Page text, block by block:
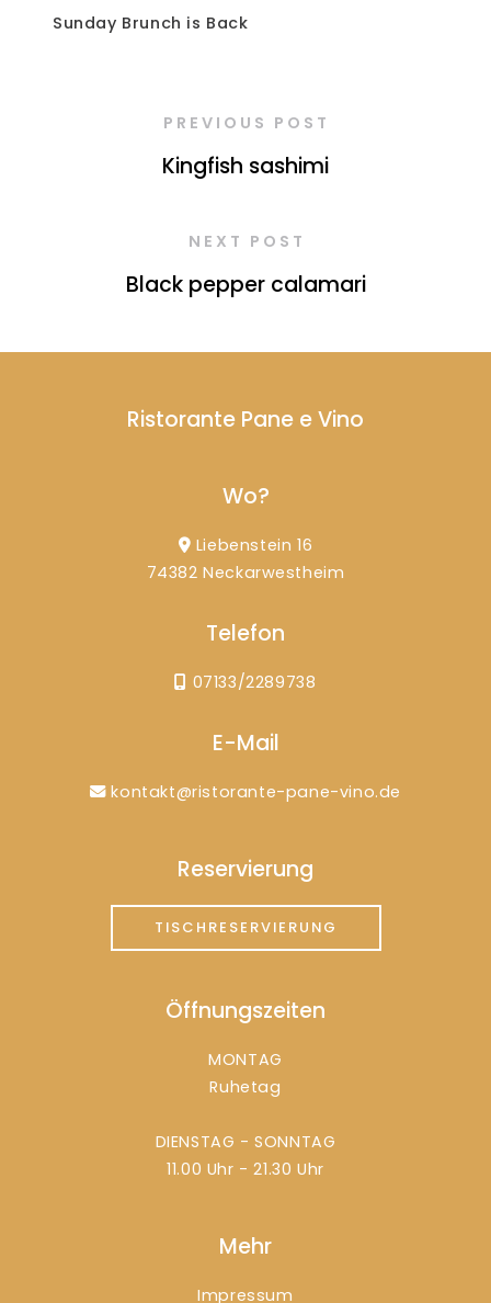
Sunday Brunch is Back
PREVIOUS POST
Kingfish sashimi
NEXT POST
Black pepper calamari
Ristorante Pane e Vino
Wo?
Liebenstein 16
74382 Neckarwestheim
Telefon
07133/2289738
E-Mail
kontakt@ristorante-pane-vino.de
Reservierung
TISCHRESERVIERUNG
Öffnungszeiten
MONTAG
Ruhetag
DIENSTAG - SONNTAG
11.00 Uhr - 21.30 Uhr
Mehr
Impressum